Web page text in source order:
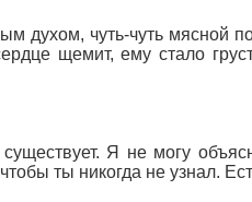
духом, чуть-чуть мясной
щемит, ему стало
Я не могу
ты никогда не узнал.